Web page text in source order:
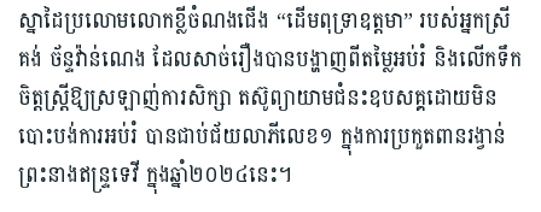
ស្នាដៃប្រលោមលោកខ្លីចំណងជើង “ដើមពុទ្រាឧត្តមា” របស់អ្នកស្រី
គង់ ច័ន្ទវ៉ាន់ណេង ដែល​សាច់រឿង​បាន​បង្ហាញពីតម្លៃអប់រំ និងលើកទឹក
ចិត្តស្ត្រីឱ្យស្រឡាញ់ការសិក្សា តស៊ូព្យាយាមជំនះឧបសគ្គដោយមិន
បោះបង់ការអប់រំ បានជាប់​ជ័យ​លាភីលេខ១ ក្នុងការ​ប្រកួត​ពានរង្វាន់
ព្រះនាងឥន្រ្ទទេវី ក្នុង​ឆ្នាំ២០២៤នេះ។